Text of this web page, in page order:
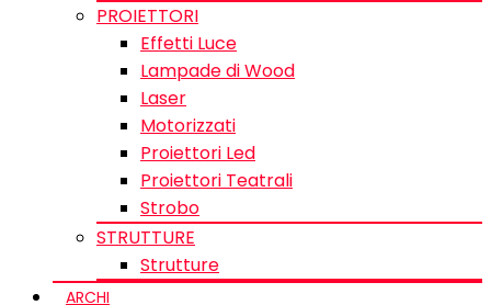
PROIETTORI
Effetti Luce
Lampade di Wood
Laser
Motorizzati
Proiettori Led
Proiettori Teatrali
Strobo
STRUTTURE
Strutture
ARCHI